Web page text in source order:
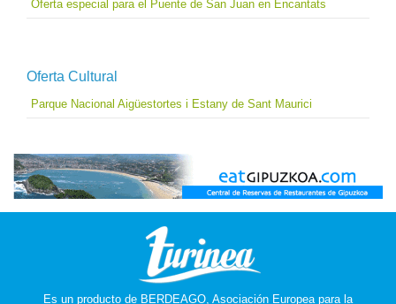
Oferta especial para el Puente de San Juan en Encantats
Oferta Cultural
Parque Nacional Aigüestortes i Estany de Sant Maurici
Es un producto de BERDEAGO, Asociación Europea para la